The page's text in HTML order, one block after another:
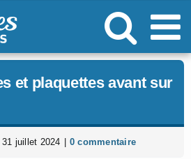
et plaquettes avant sur
juillet 2024 0 commentaire